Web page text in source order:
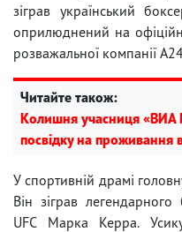
зіграв український
оприлюднений на
розважальної компанії
Читайте також:
Колишня учасниця «ВИА
посвідку на проживання
У спортивній драмі
Він зіграв
UFC Марка Керра. Усику